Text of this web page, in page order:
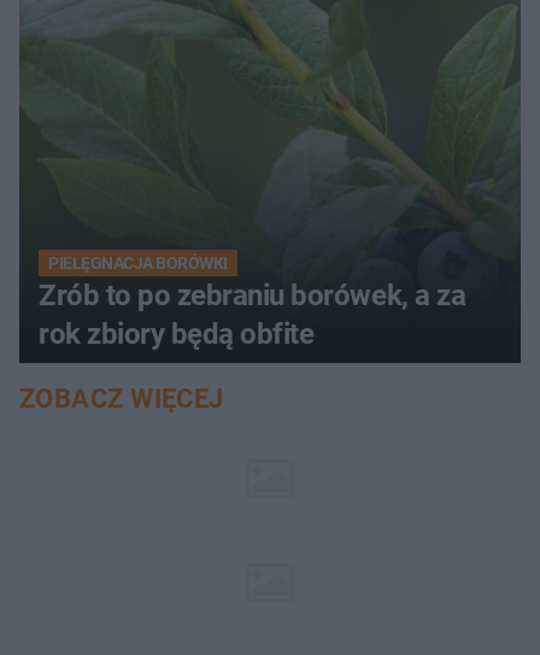
PIELĘGNACJA BORÓWKI
Zrób to po zebraniu borówek, a za
rok zbiory będą obfite
ZOBACZ WIĘCEJ